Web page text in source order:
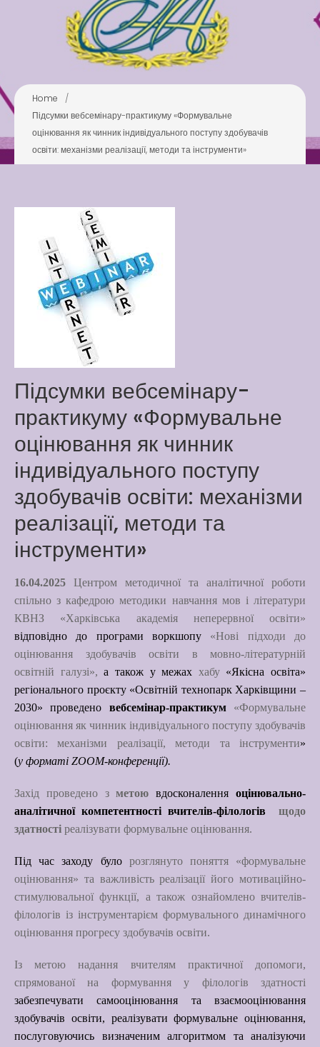
Swimming Lessons at New
Pool
Play is Our Brain’s Favorite
Way
Latter match class
New Friends Everyday at
Kiddie
Вакансії
Вакансії,Публічна
інформація
Читати далі
Home
/
Підсумки вебсемінару-практикуму «Формувальне
оцінювання як чинник індивідуального поступу здобувачів
освіти: механізми реалізації, методи та інструменти»
Підсумки вебсемінару-
практикуму «Формувальне
оцінювання як чинник
індивідуального поступу
здобувачів освіти: механізми
реалізації, методи та
інструменти»
16.04.2025 Центром методичної та аналітичної роботи
спільно з кафедрою методики навчання мов і літератури
КВНЗ «Харківська академія неперервної освіти»
відповідно до програми воркшопу «Нові підходи до
оцінювання здобувачів освіти в мовно-літературній
освітній галузі», а також у межах хабу «Якісна освіта»
регіонального проєкту «Освітній технопарк Харківщини –
2030»проведено вебсемінар-практикум «Формувальне
оцінювання як чинник індивідуального поступу здобувачів
освіти: механізми реалізації, методи та інструменти»
(у форматі ZOOM-конференції).
Захід проведено зметою вдосконаленняоцінювально-
аналітичної компетентності вчителів-філологів щодо
здатності реалізувати формувальне оцінювання.
Під час заходу було розглянуто поняття «формувальне
оцінювання» та важливість реалізації його мотиваційно-
стимулювальної функції, атакож ознайомлено вчителів-
філологів із інструментарієм формувального динамічного
оцінювання прогресу здобувачів освіти.
Із метою надання вчителям практичної допомоги,
спрямованої на формування у філологів здатності
забезпечувати самооцінювання та взаємооцінювання
здобувачів освіти, реалізувати формувальне оцінювання,
послуговуючись визначеним алгоритмом та аналізуючи